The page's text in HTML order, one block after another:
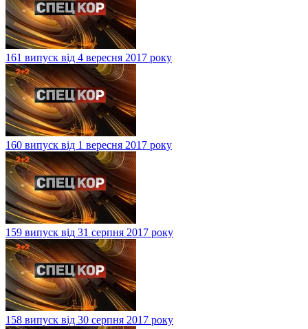
161 випуск від 4 вересня 2017 року
160 випуск від 1 вересня 2017 року
159 випуск від 31 серпня 2017 року
158 випуск від 30 серпня 2017 року